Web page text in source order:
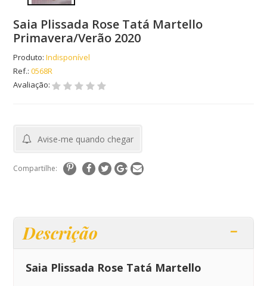
Saia Plissada Rose Tatá Martello
Primavera/Verão 2020
Produto: Indisponível
Ref.:0568R
Avaliação:
Avise-me quando chegar
Compartilhe:
Descrição
Saia Plissada Rose Tatá Martello